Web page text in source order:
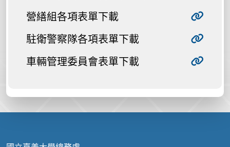
營繕組各項表單下載
駐衛警察隊各項表單下載
車輛管理委員會表單下載